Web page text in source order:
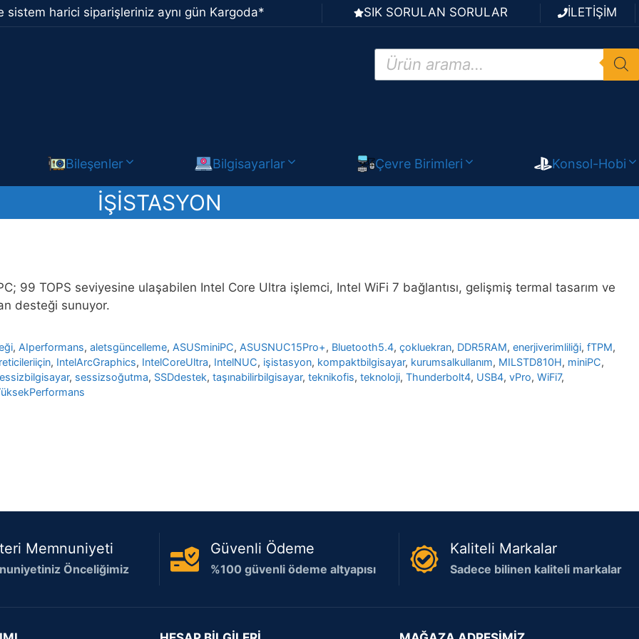
harici siparişleriniz aynı gün Kargoda* SIK SORULAN SORULAR İLETİŞİM
Products
search
Bileşenler Bilgisayarlar Çevre Birimleri Konsol-Hobi
IŞISTASYON
99 TOPS seviyesine ulaşabilen Intel Core Ultra işlemci, Intel WiFi 7 bağlantısı, gelişmiş termal tasarım ve
desteği sunuyor.
, AIperformans,aletsgüncelleme, ASUSminiPC, ASUSNUC15Pro+, Bluetooth5.4,çokluekran, DDR5RAM,enerjiverimliliği,fTPM,
, IntelArcGraphics, IntelCoreUltra, IntelNUC, işistasyon, kompaktbilgisayar, kurumsalkullanım, MILSTD810H, miniPC,
, sessizsoğutma, SSDdestek, taşınabilirbilgisayar, teknikofis, teknoloji, Thunderbolt4, USB4, vPro, WiFi7,
Memnuniyeti
Önceliğimiz
Güvenli Ödeme
%100 güvenli ödeme altyapısı
Kaliteli Markalar
Sadece bilinen kaliteli markalar